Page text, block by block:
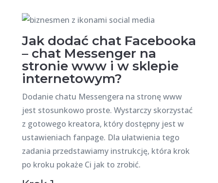
Jak dodać chat Facebooka
– chat Messenger na
stronie www i w sklepie
internetowym?
Dodanie chatu Messengera na stronę www
jest stosunkowo proste. Wystarczy skorzystać
z gotowego kreatora, który dostępny jest w
ustawieniach fanpage. Dla ułatwienia tego
zadania przedstawiamy instrukcję, która krok
po kroku pokaże Ci jak to zrobić.